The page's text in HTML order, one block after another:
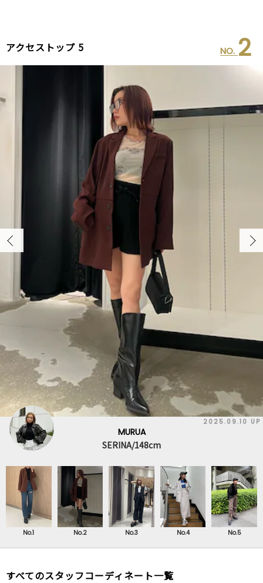
アクセストップ 5 NO. 2
2025.09.10 UP
MURUA
SERINA/148cm
No.1 No.2 No.3 No.4 No.5
すべてのスタッフコーディネート一覧